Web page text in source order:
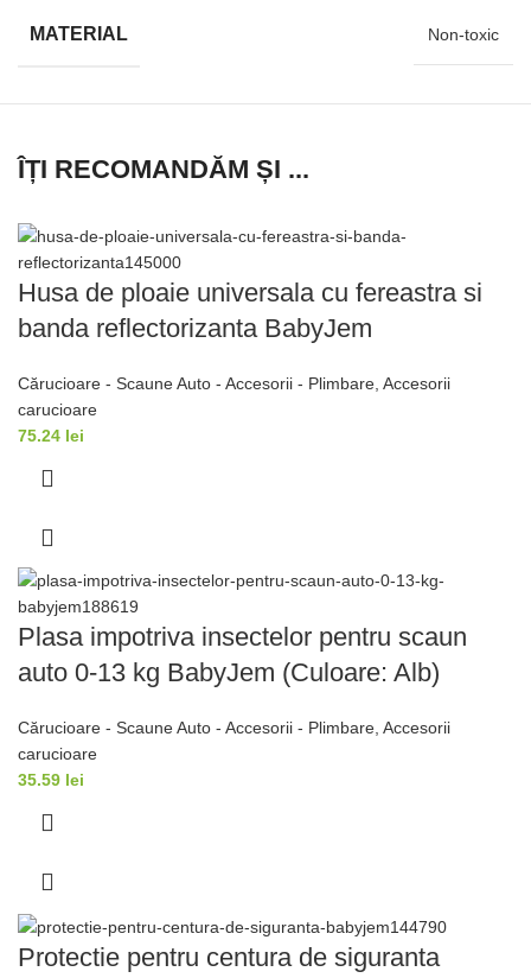
MATERIAL Non-toxic
ÎȚI RECOMANDĂM ȘI ...
Husa de ploaie universala cu fereastra si
banda reflectorizanta BabyJem
Cărucioare - Scaune Auto - Accesorii - Plimbare, Accesorii
carucioare
75.24 lei
Plasa impotriva insectelor pentru scaun
auto 0-13 kg BabyJem (Culoare: Alb)
Cărucioare - Scaune Auto - Accesorii - Plimbare, Accesorii
carucioare
35.59 lei
Protectie pentru centura de siguranta